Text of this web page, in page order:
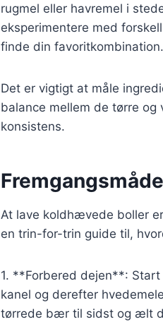
rugmel eller havremel i
eksperimentere med
finde din favoritkombination.
Det er vigtigt at måle
balance mellem de tørre og
konsistens.
At lave koldhævede boller
en trin-for-trin guide til,
1. **Forbered dejen**:
kanel og derefter
tørrede bær til sidst og ælt